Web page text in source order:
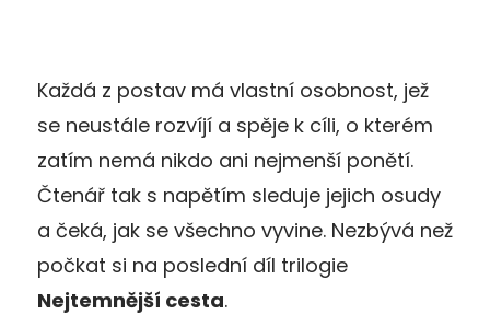
Každá z postav má vlastní osobnost, jež
se neustále rozvíjí a spěje k cíli, o kterém
zatím nemá nikdo ani nejmenší ponětí.
Čtenář tak s napětím sleduje jejich osudy
a čeká, jak se všechno vyvine. Nezbývá než
počkat si na poslední díl trilogie
Nejtemnější cesta.